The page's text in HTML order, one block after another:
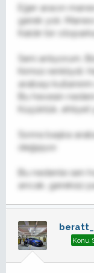
Eğer aracın
gerek yok.
Kaldır bir
Seni anlıyorum.
Kırmızı renkliydi.
arabayı
Bu hevesin
Küçüktük,
Sonra başka
değişiyor.
Bu nedenle sen
ancak, gereksiz
Konu